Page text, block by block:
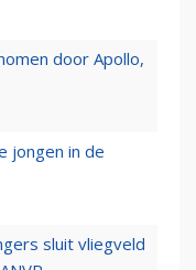
door Apollo,
jongen in de
sluit vliegveld